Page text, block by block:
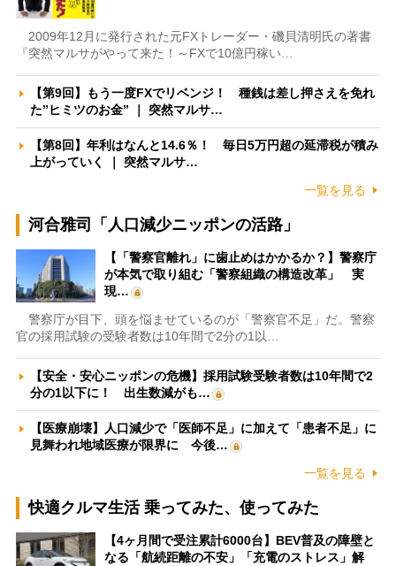
2009年12月に発行された元FXトレーダー・磯貝清明氏の著書
『突然マルサがやって来た！～FXで10億円稼い…
【第9回】もう一度FXでリベンジ！ 種銭は差し押さえを免れ
た”ヒミツのお金” ｜ 突然マルサ…
【第8回】年利はなんと14.6％！ 毎日5万円超の延滞税が積み
上がっていく ｜ 突然マルサ…
一覧を見る
河合雅司「人口減少ニッポンの活路」
【「警察官離れ」に歯止めはかかるか？】警察庁
が本気で取り組む「警察組織の構造改革」 実
現…
警察庁が目下、頭を悩ませているのが「警察官不足」だ。警察
官の採用試験の受験者数は10年間で2分の1以…
【安全・安心ニッポンの危機】採用試験受験者数は10年間で2
分の1以下に！ 出生数減がも…
【医療崩壊】人口減少で「医師不足」に加えて「患者不足」に
見舞われ地域医療が限界に 今後…
一覧を見る
快適クルマ生活 乗ってみた、使ってみた
【4ヶ月間で受注累計6000台】BEV普及の障壁と
なる「航続距離の不安」「充電のストレス」解